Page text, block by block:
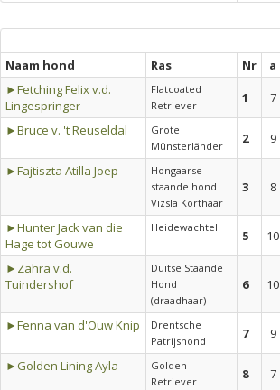
Naam hond Ras Nr a
►Fetching Felix v.d.
Lingespringer
Flatcoated
Retriever
1 7
►Bruce v. 't Reuseldal
Grote
Münsterländer
2 9
►Fajtiszta Atilla Joep
Hongaarse
staande hond
Vizsla Korthaar
3 8
►Hunter Jack van die
Hage tot Gouwe
Heidewachtel
5 10
►Zahra v.d.
Tuindershof
Duitse Staande
Hond
(draadhaar)
6 10
►Fenna van d'Ouw Knip
Drentsche
Patrijshond
7 9
►Golden Lining Ayla
Golden
Retriever
8 7